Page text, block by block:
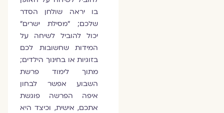
בו יראה שולחן הסדר
שלכם; "מסילת ישרים"
יכול להוביל לשיחה על
המידות שחשובות לכם
בזוגיות או בחינוך הילדים;
מתוך לימוד פרשת
השבוע אפשר לבחון
איפה הפרשה פוגשת
אתכם, אישית, וכיצד היא